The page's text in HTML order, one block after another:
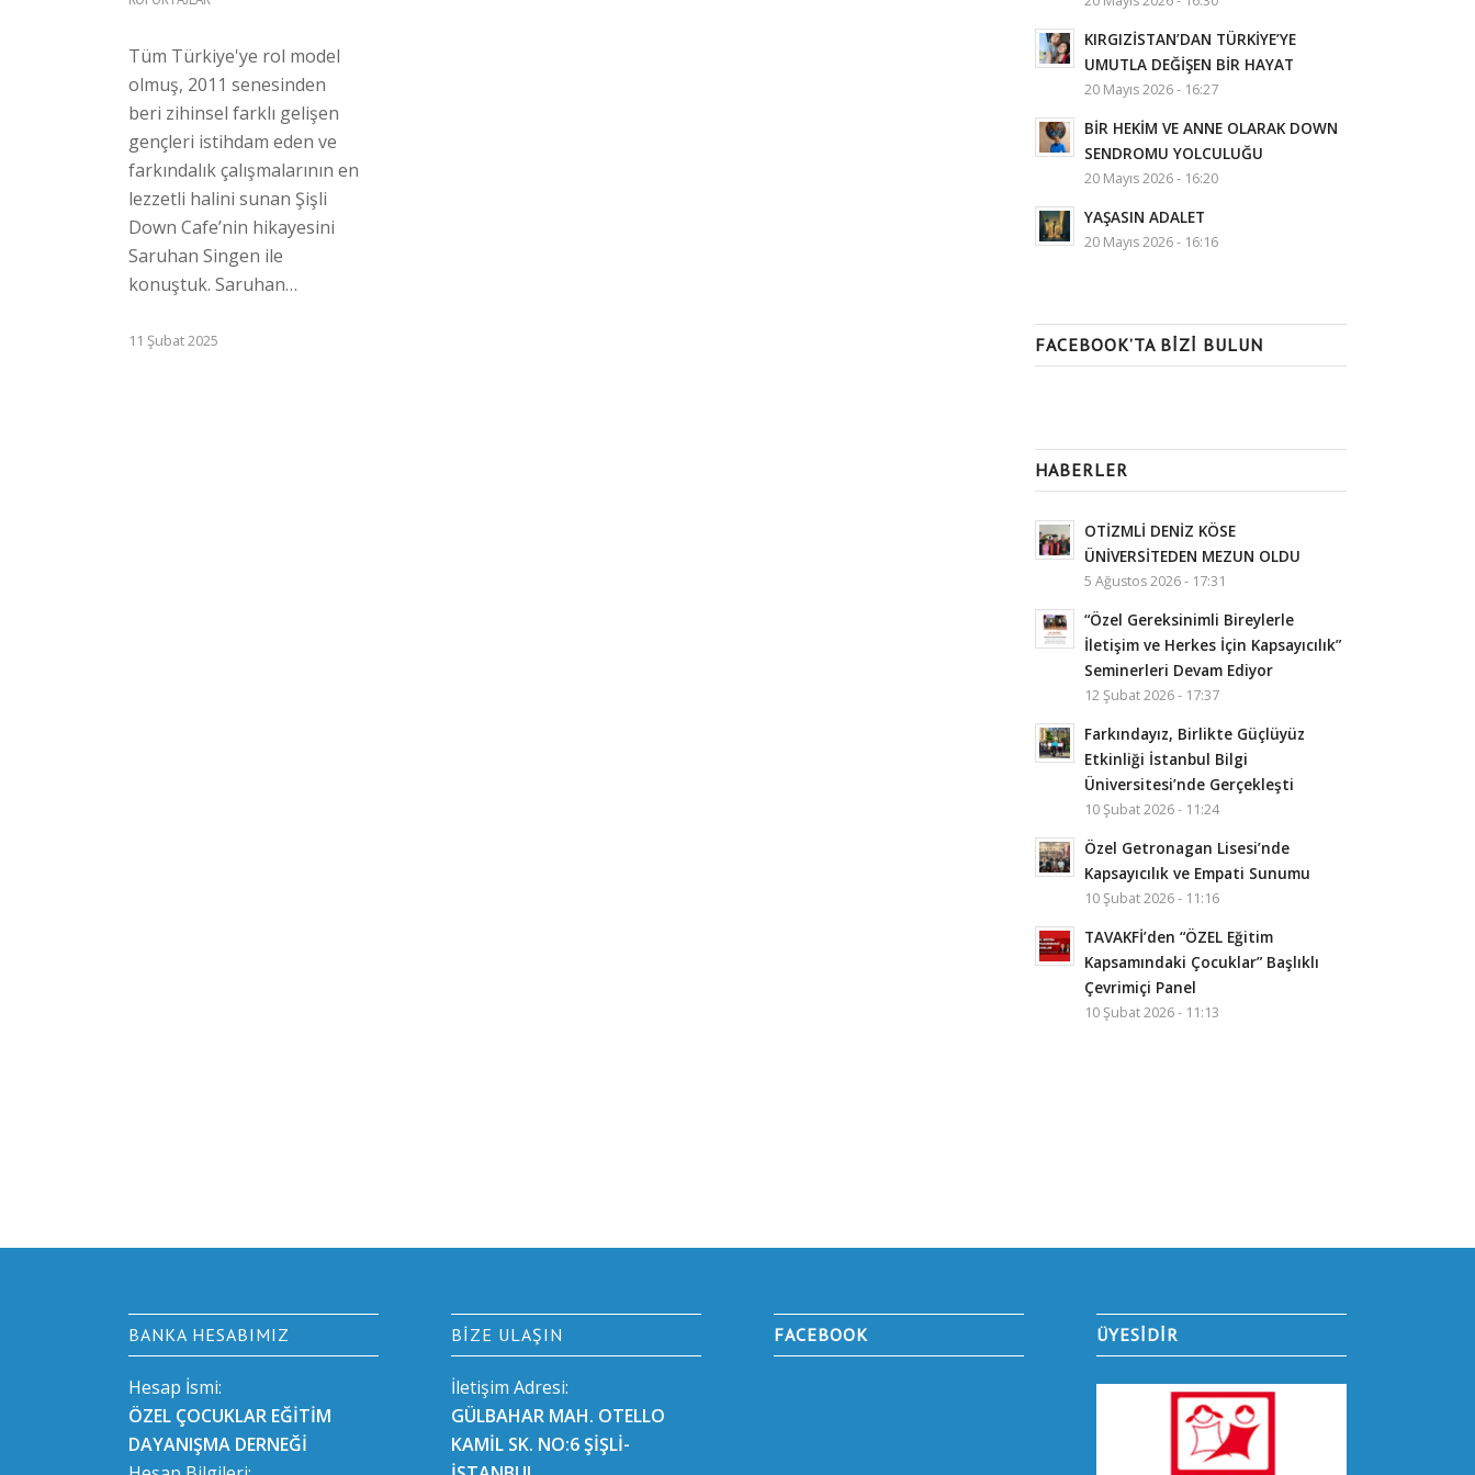
Tüm Türkiye'ye rol model
olmuş, 2011 senesinden
beri zihinsel farklı gelişen
gençleri istihdam eden ve
farkındalık çalışmalarının en
lezzetli halini sunan Şişli
Down Cafe’nin hikayesini
Saruhan Singen ile
konuştuk. Saruhan…
11 Şubat 2025
KIRGIZİSTAN’DAN TÜRKİYE’YE
UMUTLA DEĞİŞEN BİR HAYAT
20 Mayıs 2026 - 16:27
BİR HEKİM VE ANNE OLARAK DOWN
SENDROMU YOLCULUĞU
20 Mayıs 2026 - 16:20
YAŞASIN ADALET
20 Mayıs 2026 - 16:16
FACEBOOK’TA BIZI BULUN
HABERLER
OTİZMLİ DENİZ KÖSE
ÜNİVERSİTEDEN MEZUN OLDU
5 Ağustos 2026 - 17:31
“Özel Gereksinimli Bireylerle
İletişim ve Herkes İçin Kapsayıcılık”
Seminerleri Devam Ediyor
12 Şubat 2026 - 17:37
Farkındayız, Birlikte Güçlüyüz
Etkinliği İstanbul Bilgi
Üniversitesi’nde Gerçekleşti
10 Şubat 2026 - 11:24
Özel Getronagan Lisesi’nde
Kapsayıcılık ve Empati Sunumu
10 Şubat 2026 - 11:16
TAVAKFİ’den “ÖZEL Eğitim
Kapsamındaki Çocuklar” Başlıklı
Çevrimiçi Panel
10 Şubat 2026 - 11:13
BANKA HESABIMIZ
Hesap İsmi:
ÖZEL ÇOCUKLAR EĞİTİM
DAYANIŞMA DERNEĞİ
BIZE ULAŞIN
İletişim Adresi:
GÜLBAHAR MAH. OTELLO
KAMİL SK. NO:6 ŞİŞLİ-
FACEBOOK ÜYESİDİR